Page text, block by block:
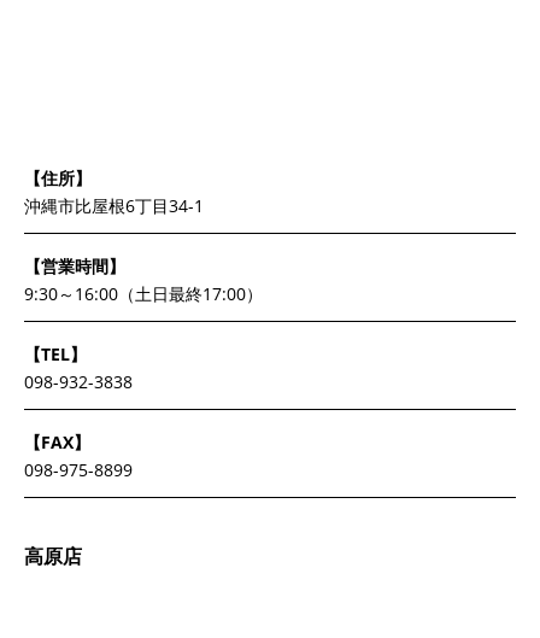
【住所】
沖縄市比屋根6丁目34-1
【営業時間】
9:30～16:00（土日最終17:00）
【TEL】
098-932-3838
【FAX】
098-975-8899
高原店